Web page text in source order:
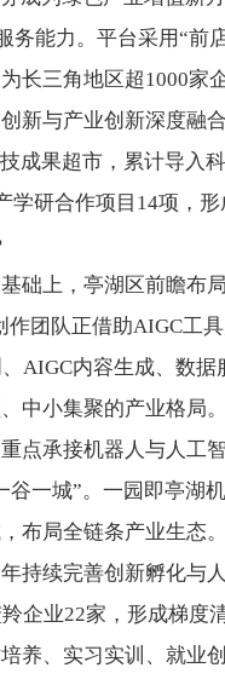
务能力。平台采用“
长三角地区超1000家
与产业创新深度融
成果超市，累计导入
研合作项目14项，
上，亭湖区前瞻布局
团队正借助AIGC工
AIGC内容生成、数
中小集聚的产业格局。
承接机器人与人工
一城”。一园即亭湖
布局全链条产业生态。
续完善创新孵化与
企业22家，形成梯
养、实习实训、就业